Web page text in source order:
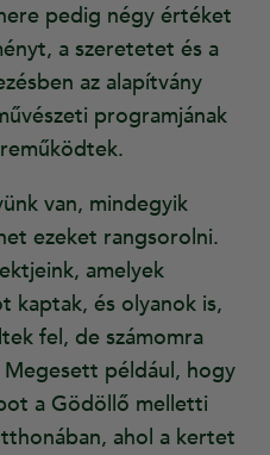
pedig négy értéket
a szeretetet és a
az alapítvány
programjának
van, mindegyik
ezeket rangsorolni.
amelyek
kaptak, és olyanok is,
fel, de számomra
például, hogy
a Gödöllő melletti
ahol a kertet